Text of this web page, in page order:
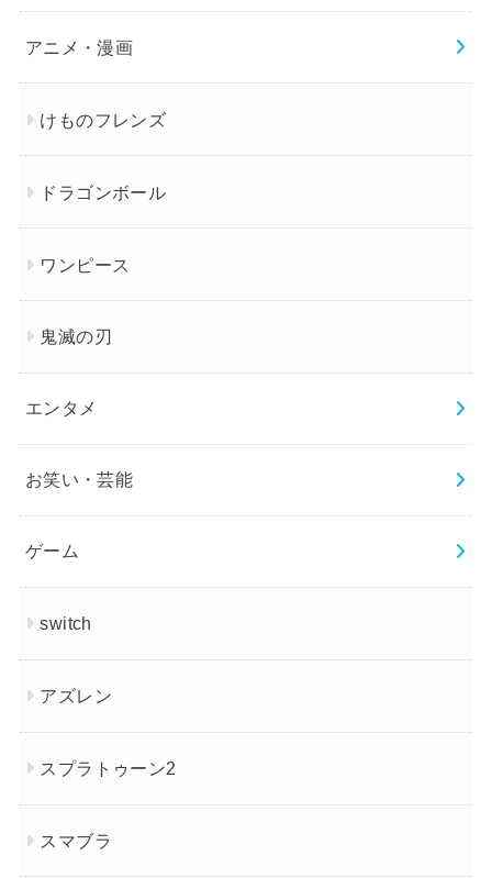
アニメ・漫画
けものフレンズ
ドラゴンボール
ワンピース
鬼滅の刃
エンタメ
お笑い・芸能
ゲーム
switch
アズレン
スプラトゥーン2
スマブラ